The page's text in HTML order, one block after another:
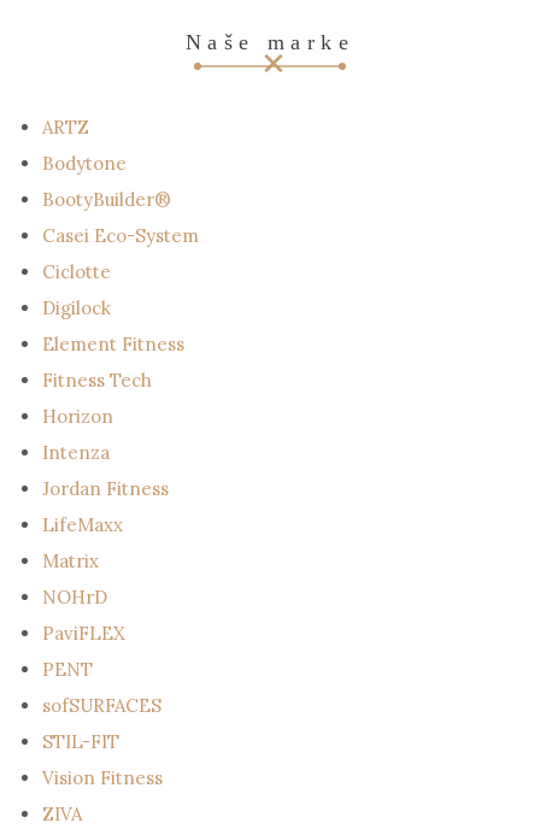
Naše marke
ARTZ
Bodytone
BootyBuilder®
Casei Eco-System
Ciclotte
Digilock
Element Fitness
Fitness Tech
Horizon
Intenza
Jordan Fitness
LifeMaxx
Matrix
NOHrD
PaviFLEX
PENT
sofSURFACES
STIL-FIT
Vision Fitness
ZIVA